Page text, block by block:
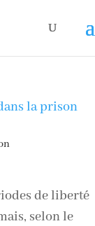
de liberté
selon le